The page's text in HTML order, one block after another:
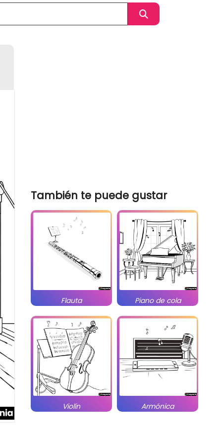
También te puede gustar
Flauta Piano de cola
Violín Armónica